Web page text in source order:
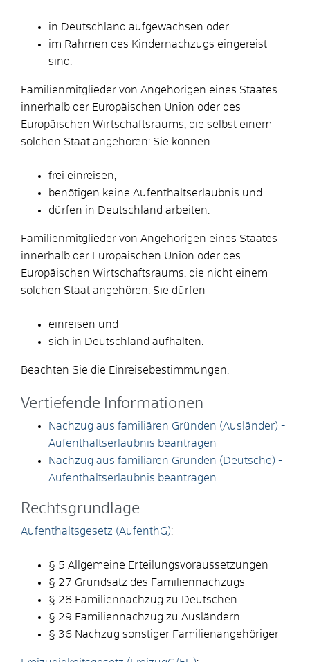
in Deutschland aufgewachsen oder
im Rahmen des Kindernachzugs eingereist
sind.
Familienmitglieder von Angehörigen eines Staates
innerhalb der Europäischen Union oder des
Europäischen Wirtschaftsraums, die selbst einem
solchen Staat angehören: Sie können
frei einreisen,
benötigen keine Aufenthaltserlaubnis und
dürfen in Deutschland arbeiten.
Familienmitglieder von Angehörigen eines Staates
innerhalb der Europäischen Union oder des
Europäischen Wirtschaftsraums , die nicht einem
solchen Staat angehören: Sie dürfen
einreisen und
sich in Deutschland aufhalten.
Beachten Sie die Einreisebestimmungen.
Vertiefende Informationen
Nachzug aus familiären Gründen (Ausländer) -
Aufenthaltserlaubnis beantragen
Nachzug aus familiären Gründen (Deutsche) -
Aufenthaltserlaubnis beantragen
Rechtsgrundlage
Aufenthaltsgesetz (AufenthG):
§ 5 Allgemeine Erteilungsvoraussetzungen
§ 27 Grundsatz des Familiennachzugs
§ 28 Familiennachzug zu Deutschen
§ 29 Familiennachzug zu Ausländern
§ 36 Nachzug sonstiger Familienangehöriger